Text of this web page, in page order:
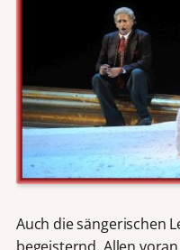
Auch die sängerischen